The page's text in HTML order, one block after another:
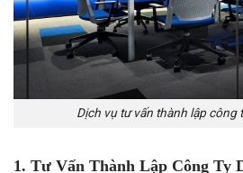
Dịch vụ tư vấn thành lập công
1. Tư Vấn Thành Lập Công Ty